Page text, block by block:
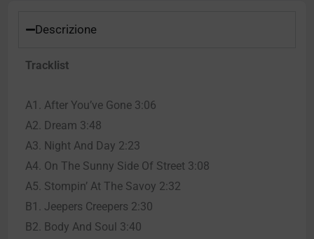
Descrizione
Tracklist
A1. After You’ve Gone 3:06
A2. Dream 3:48
A3. Night And Day 2:23
A4. On The Sunny Side Of Street 3:08
A5. Stompin’ At The Savoy 2:32
B1. Jeepers Creepers 2:30
B2. Body And Soul 3:40